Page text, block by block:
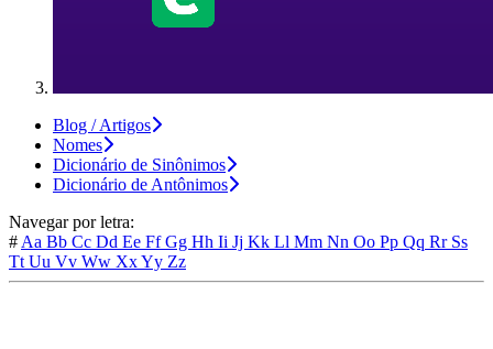
Blog / Artigos
Nomes
Dicionário de Sinônimos
Dicionário de Antônimos
Navegar por letra:
# Aa Bb Cc Dd Ee FfGg Hh Ii Jj Kk Ll Mm Nn Oo Pp Qq Rr Ss
Tt Uu Vv Ww XxYy Zz